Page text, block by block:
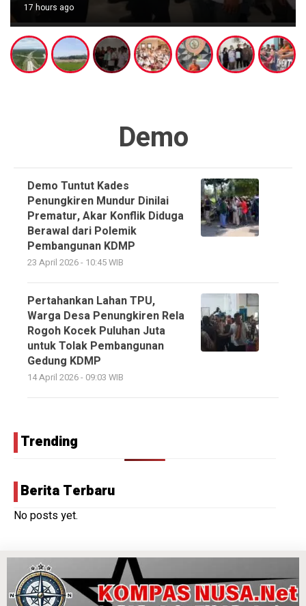
17 hours ago
Demo
Demo Tuntut Kades
Penungkiren Mundur Dinilai
Prematur, Akar Konflik Diduga
Berawal dari Polemik
Pembangunan KDMP
23 April 2026 - 10:45 WIB
Pertahankan Lahan TPU,
Warga Desa Penungkiren Rela
Rogoh Kocek Puluhan Juta
untuk Tolak Pembangunan
Gedung KDMP
14 April 2026 - 09:03 WIB
Trending
Berita Terbaru
No posts yet.